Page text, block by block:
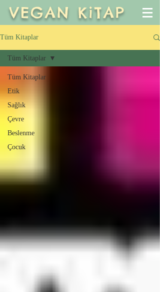
VEGAN KiTAP
Tüm Kitaplar
Tüm Kitaplar
Etik
Sağlık
Çevre
Beslenme
Çocuk
Tüm Kitaplar